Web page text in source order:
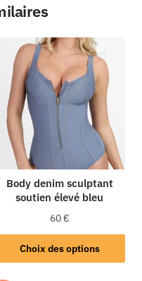
Body denim sculptant
soutien élevé bleu
60€
Choix des options